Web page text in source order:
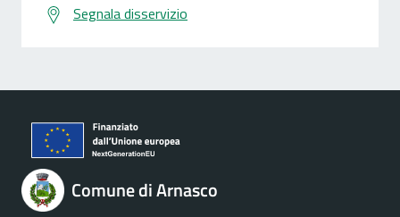
Segnala disservizio
Comune di Arnasco